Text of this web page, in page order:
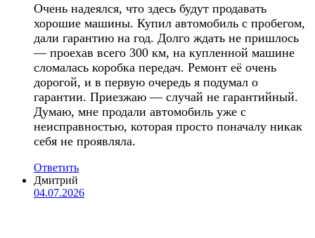
Очень надеялся, что здесь будут продавать
хорошие машины. Купил автомобиль с пробегом,
дали гарантию на год. Долго ждать не пришлось
— проехав всего 300 км, на купленной машине
сломалась коробка передач. Ремонт её очень
дорогой, и в первую очередь я подумал о
гарантии. Приезжаю — случай не гарантийный.
Думаю, мне продали автомобиль уже с
неисправностью, которая просто поначалу никак
себя не проявляла.
Ответить
Дмитрий
04.07.2026